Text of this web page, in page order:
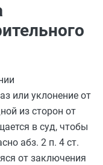
или уклонение от
из сторон от
в суд, чтобы
абз. 2 п. 4 ст.
от заключения